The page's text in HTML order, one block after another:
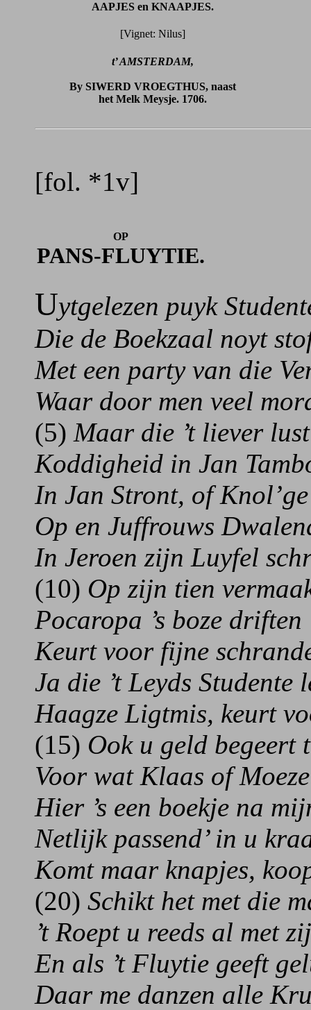
AAPJES en KNAAPJES.
[Vignet: Nilus]
t’ AMSTERDAM,
By SIWERD VROEGTHUS, naast
het Melk Meysje. 1706.
[fol. *1v]
OP
PANS-FLUYTIE.
Uytgelezen puyk
Die de Boekzaal noyt
Met een party van die
Waar door men veel
(5) Maar die ’t liever
Koddigheid in Jan
In Jan Stront, of
Op en Juffrouws
In Jeroen zijn Luyfel
(10) Op zijn tien
Pocaropa ’s boze driften
Keurt voor fijne
Ja die ’t Leyds Studente
Haagze Ligtmis, keurt
(15) Ook u geld begeert
Voor wat Klaas of
Hier ’s een boekje na
Netlijk passend’ in u
Komt maar knapjes,
(20) Schikt het met die
’t Roept u reeds al met
En als ’t Fluytie geeft
Daar me danzen alle